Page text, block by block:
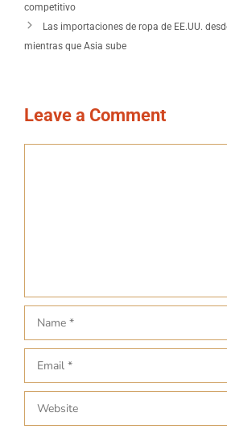
competitivo
Las importaciones de ropa de EE.UU.
mientras que Asia sube
Leave a Comment